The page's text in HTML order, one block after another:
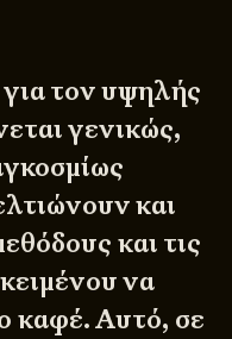
τον υψηλής
γενικώς,
και
και τις
να
καφέ. Αυτό, σε
DESIGNED BY
ATHENS